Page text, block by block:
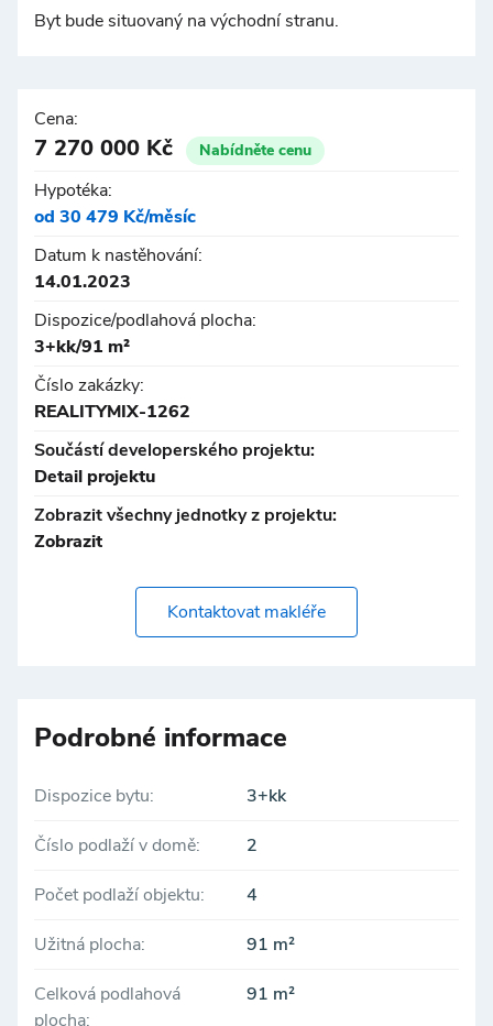
Byt bude situovaný na východní stranu.
Cena:
7 270 000 Kč Nabídněte cenu
Hypotéka:
od 30 479 Kč/měsíc
Datum k nastěhování:
14.01.2023
Dispozice/podlahová plocha:
3+kk/91 m²
Číslo zakázky:
REALITYMIX-1262
Součástí developerského projektu:
Detail projektu
Zobrazit všechny jednotky z projektu:
Zobrazit
Kontaktovat makléře
Podrobné informace
Dispozice bytu: 3+kk
Číslo podlaží v domě: 2
Počet podlaží objektu: 4
Užitná plocha: 91 m²
Celková podlahová
plocha:
91 m²